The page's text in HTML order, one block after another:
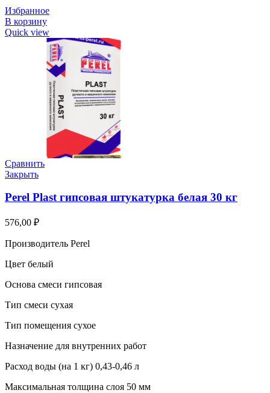
Избранное
В корзину
Quick view
Сравнить
Закрыть
Perel Plast гипсовая штукатурка белая 30 кг
576,00 ₽
Производитель Perel
Цвет белый
Основа смеси гипсовая
Тип смеси сухая
Тип помещения сухое
Назначение для внутренних работ
Расход воды (на 1 кг) 0,43-0,46 л
Максимальная толщина слоя 50 мм